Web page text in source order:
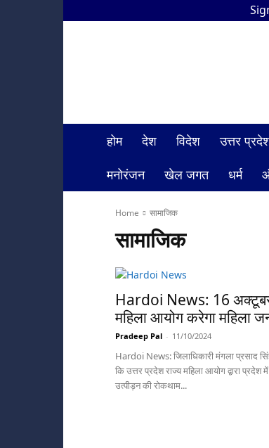
होम देश विदेश उत्तर
मनोरंजन
खेल जगत धर्म
Home सामाजिक
सामाजिक
Hardoi News: 16
महिला आयोग करेगा महिला
Pradeep Pal - 11/10/2024
Hardoi News: जिलाधिकारी मंगला प्रसाद
कि उत्तर प्रदेश राज्य महिला आयोग द्वारा
उत्पीड़न की रोकथाम...